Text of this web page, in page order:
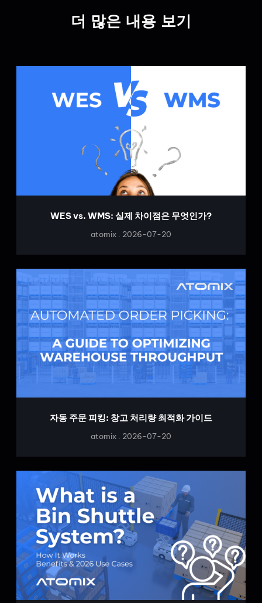
더 많은 내용 보기
WES vs. WMS: 실제 차이점은 무엇인가?
atomix 2026-07-20
자동 주문 피킹: 창고 처리량 최적화 가이드
atomix 2026-07-20